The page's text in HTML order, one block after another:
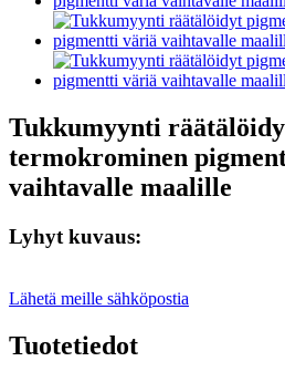
Tukkumyynti
termokrominen
vaihtavalle maalille
Lyhyt kuvaus:
Lähetä meille sähköpostia
Tuotetiedot